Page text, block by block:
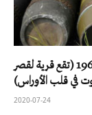
من ذكرايات الطفولة –واقعة قنبلة لقصر في أكتوبر 1962 (تقع قرية لقصر
في قلب الأوراس)
2020-07-24